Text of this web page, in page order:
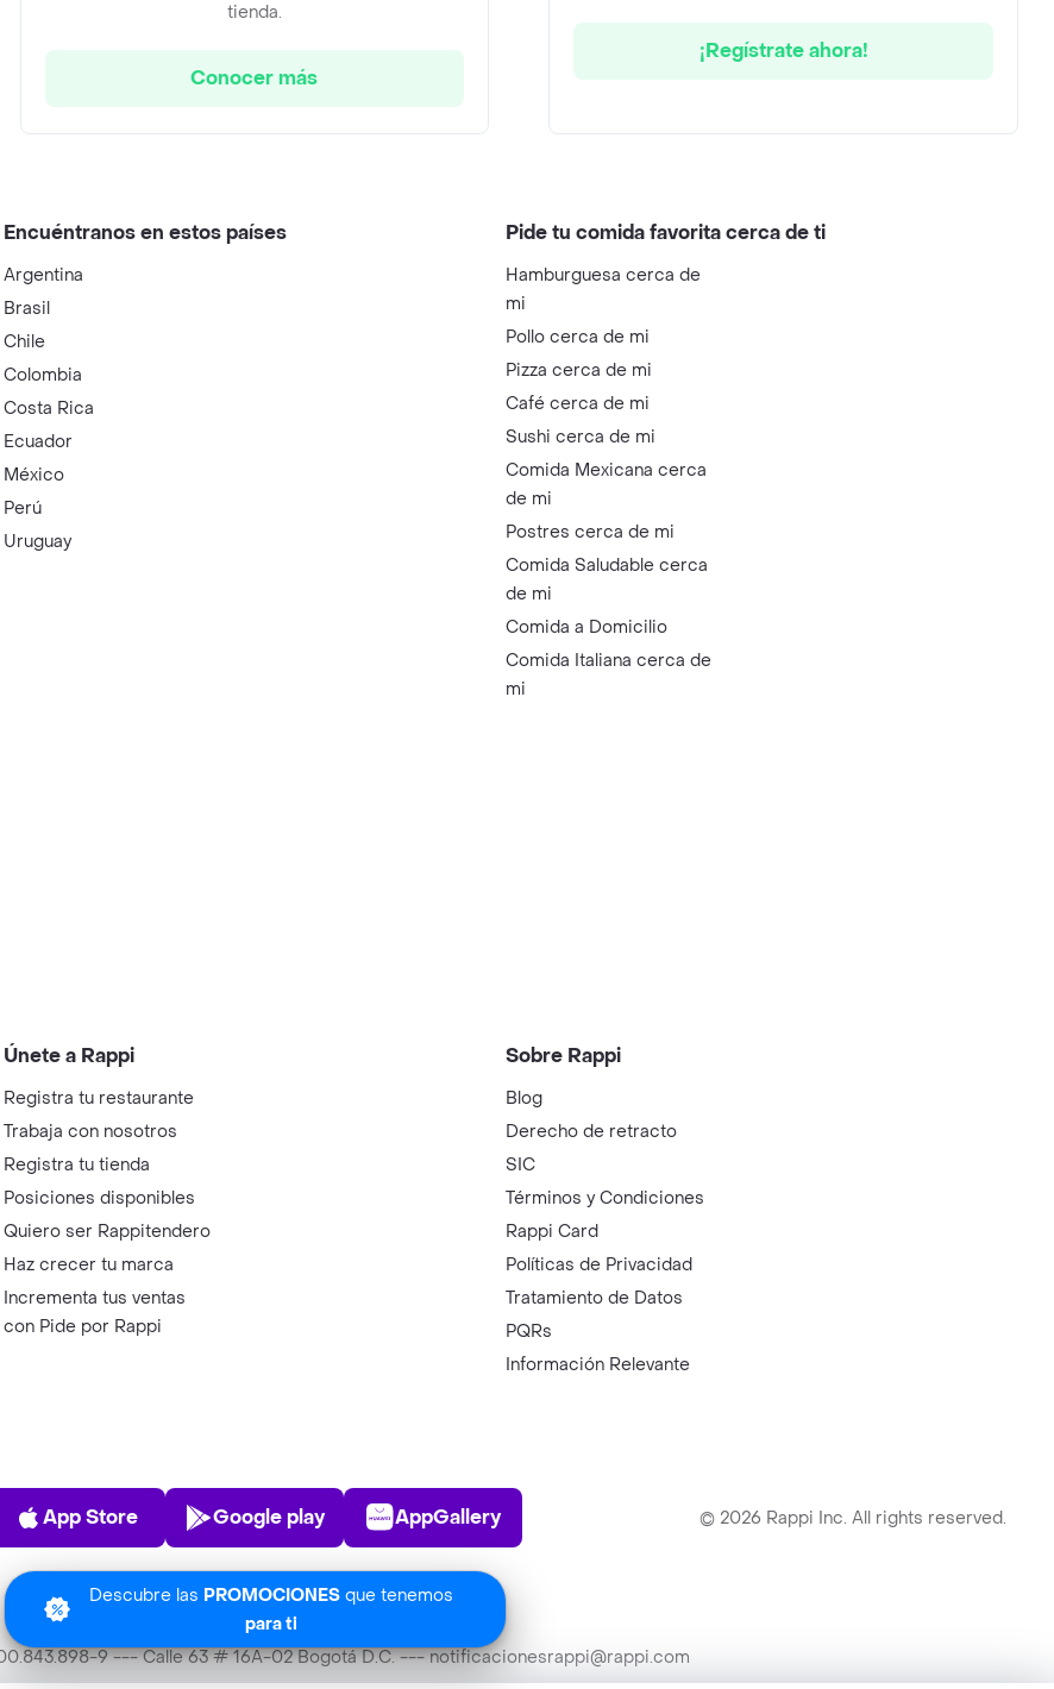
Descubre las PROMOCIONES que tenemos
para ti
tienda.
Conocer más
¡Regístrate ahora!
Encuéntranos en estos países
Argentina
Brasil
Chile
Colombia
Costa Rica
Ecuador
México
Perú
Uruguay
Pide tu comida favorita cerca de ti
Hamburguesa cerca de
mi
Pollo cerca de mi
Pizza cerca de mi
Café cerca de mi
Sushi cerca de mi
Comida Mexicana cerca
de mi
Postres cerca de mi
Comida Saludable cerca
de mi
Comida a Domicilio
Comida Italiana cerca de
mi
Únete a Rappi
Registra tu restaurante
Trabaja con nosotros
Registra tu tienda
Posiciones disponibles
Quiero ser Rappitendero
Haz crecer tu marca
Incrementa tus ventas
con Pide por Rappi
Sobre Rappi
Blog
Derecho de retracto
SIC
Términos y Condiciones
Rappi Card
Políticas de Privacidad
Tratamiento de Datos
PQRs
Información Relevante
App Store
App Store
Play Store
Google play
AppGallery
AppGallery © 2026 Rappi Inc. All rights reserved.
9 --- Calle 63 # 16A-02 Bogotá D.C. --- notificacionesrappi@rappi.com